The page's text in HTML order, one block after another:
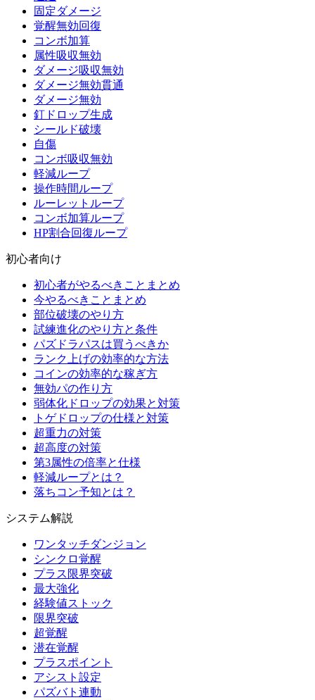
固定ダメージ
覚醒無効回復
コンボ加算
属性吸収無効
ダメージ吸収無効
ダメージ無効貫通
ダメージ無効
釘ドロップ生成
シールド破壊
自傷
コンボ吸収無効
軽減ループ
操作時間ループ
ルーレットループ
コンボ加算ループ
HP割合回復ループ
初心者向け
初心者がやるべきことまとめ
今やるべきことまとめ
部位破壊のやり方
試練進化のやり方と条件
パズドラパスは買うべきか
ランク上げの効率的な方法
コインの効率的な稼ぎ方
無効パの作り方
弱体化ドロップの効果と対策
トゲドロップの仕様と対策
超重力の対策
超高度の対策
第3属性の倍率と仕様
軽減ループとは？
落ちコン予知とは？
システム解説
ワンタッチダンジョン
シンクロ覚醒
プラス限界突破
最大強化
経験値ストック
限界突破
超覚醒
潜在覚醒
プラスポイント
アシスト設定
パズバト連動